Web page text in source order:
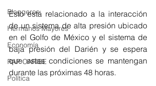
Bloggeros
Hermanos Mayores
Economía
RAP CARIBE
Política
Esto está relacionado a la interacción
de un sistema de alta presión ubicado
en el Golfo de México y el sistema de
baja presión del Darién y se espera
que estas condiciones se mantengan
durante las próximas 48 horas.